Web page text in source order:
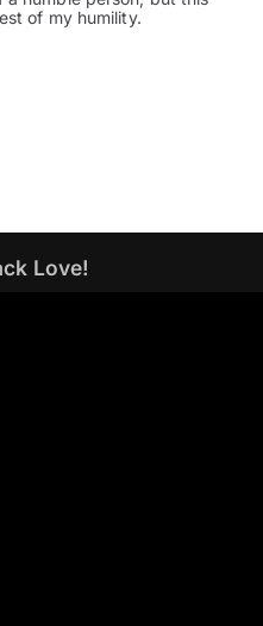
of my humility.
Love!